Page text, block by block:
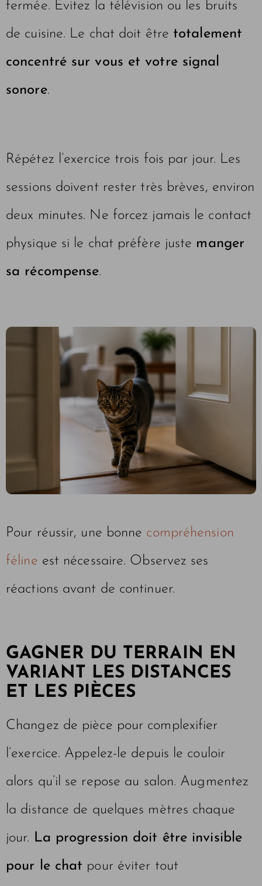
fermée. Évitez la télévision ou les bruits
de cuisine. Le chat doit être totalement
concentré sur vous et votre signal
sonore.
Répétez l’exercice trois fois par jour. Les
sessions doivent rester très brèves, environ
deux minutes. Ne forcez jamais le contact
physique si le chat préfère juste manger
sa récompense.
Pour réussir, une bonne compréhension
féline est nécessaire. Observez ses
réactions avant de continuer.
GAGNER DU TERRAIN EN
VARIANT LES DISTANCES
ET LES PIÈCES
Changez de pièce pour complexifier
l’exercice. Appelez-le depuis le couloir
alors qu’il se repose au salon. Augmentez
la distance de quelques mètres chaque
jour. La progression doit être invisible
pour le chat pour éviter tout